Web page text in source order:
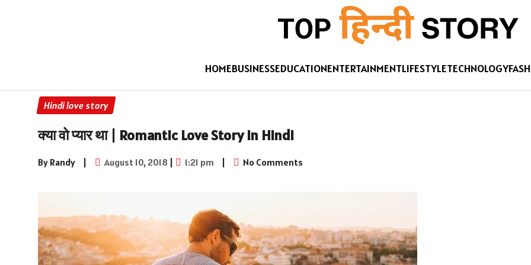
HOMEBUSINESSEDUCATIONENTERTAINMENTLIFESTYLETECHNOLOGY
Hindi love story
क्या वो प्यार था | Romantic Love Story in Hindi
By Randy | August 10, 2018 | 1:21 pm | No Comments